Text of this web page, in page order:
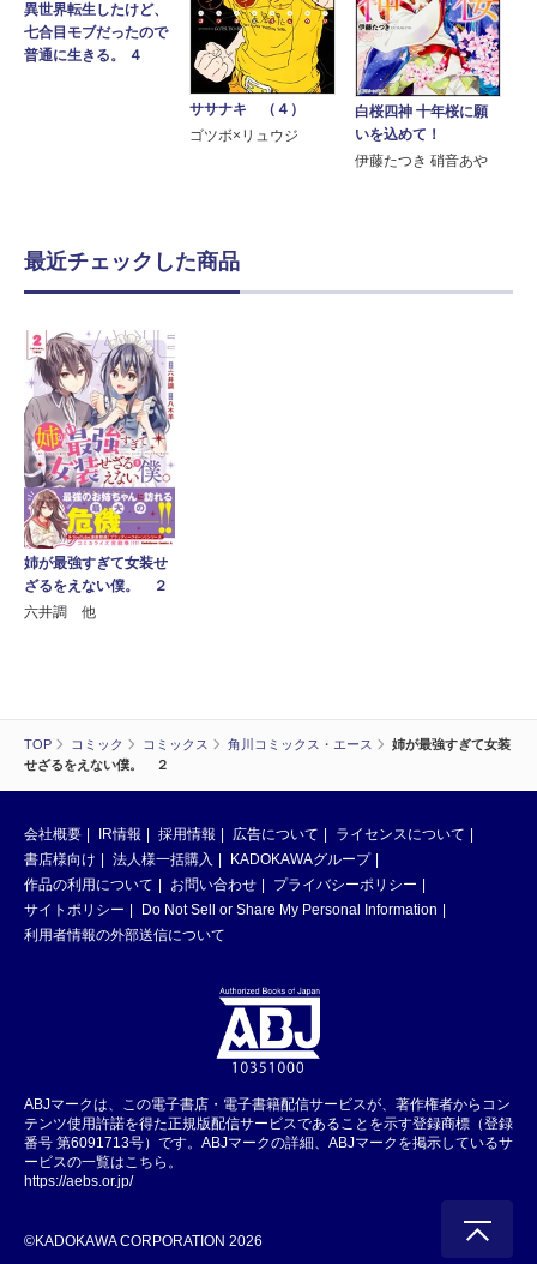
TOP コミック コミックス 角川コミックス・エース
姉が最強すぎて女装
せざるをえない僕。 ２
異世界転生したけど、
七合目モブだったので
普通に生きる。 ４
ササナキ （４）
ゴツボ×リュウジ
白桜四神 十年桜に願
いを込めて！
伊藤たつき 硝音あや
最近チェックした商品
姉が最強すぎて女装せ
ざるをえない僕。 ２
六井調 他
会社概要 IR情報 採用情報 広告について
ライセンスについて
書店様向け
法人様一括購入
KADOKAWAグループ
作品の利用について
お問い合わせ
プライバシーポリシー
サイトポリシー
Do Not Sell or Share My Personal Information
利用者情報の外部送信について
ABJマークは、この電子書店・電子書籍配信サービスが、著作権者からコン
テンツ使用許諾を得た正規版配信サービスであることを示す登録商標（登録
番号 第6091713号）です。ABJマークの詳細、ABJマークを掲示しているサ
ービスの一覧はこちら。
https://aebs.or.jp/
©KADOKAWA CORPORATION 2026